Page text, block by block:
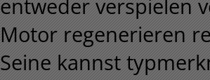
entweder verspielen
Motor regenerieren
Seine kannst